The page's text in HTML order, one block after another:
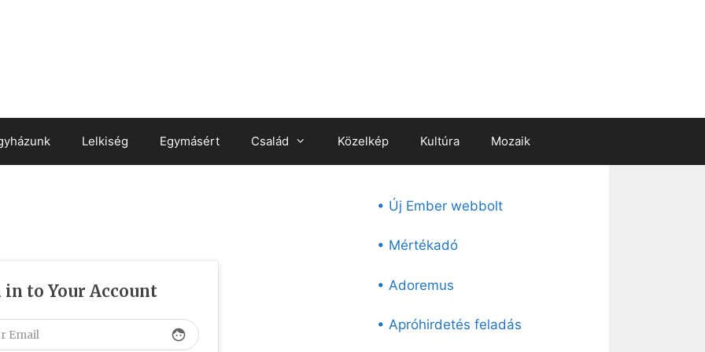
Lelkiség Egymásért Család Közelkép Kultúra Mozaik
in to Your Account
face
• Új Ember webbolt
• Mértékadó
• Adoremus
• Apróhirdetés feladás